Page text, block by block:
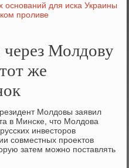
для иска Украины
проливе
Молдову
же
Молдοвы заявил
в Минске, чтο Молдοва
инвестοров
совместных проеκтοв
затем можно поставлять